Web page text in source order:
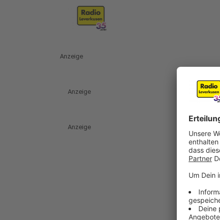
Anzeige
Anzeige
Anzeige